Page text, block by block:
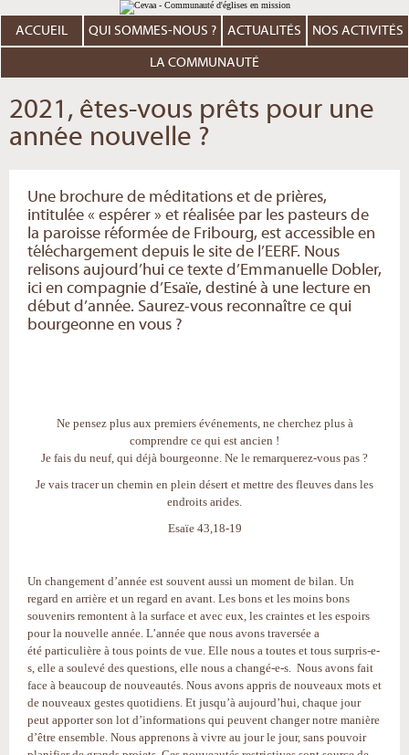
au
contenu.
Aller
personnels
ACCUEIL QUI SOMMES-NOUS ? ACTUALITÉS NOS ACTIVITÉS
LA COMMUNAUTÉ
2021, êtes-vous prêts pour une
année nouvelle ?
Une brochure de méditations et de prières,
intitulée « espérer » et réalisée par les pasteurs de
la paroisse réformée de Fribourg, est accessible en
téléchargement depuis le site de l’EERF. Nous
relisons aujourd’hui ce texte d’Emmanuelle Dobler,
ici en compagnie d’Esaïe, destiné à une lecture en
début d’année. Saurez-vous reconnaître ce qui
bourgeonne en vous ?
Ne pensez plus aux premiers événements, ne cherchez plus à
comprendre ce qui est ancien !
Je fais du neuf, qui déjà bourgeonne. Ne le remarquerez-vous pas ?
Je vais tracer un chemin en plein désert et mettre des fleuves dans les
endroits arides.
Esaïe 43,18-19
Un changement d’année est souvent aussi un moment de bilan. Un
regard en arrière et un regard en avant. Les bons et les moins bons
souvenirs remontent à la surface et avec eux, les craintes et les espoirs
pour la nouvelle année. L’année que nous avons traversée a
été particulière à tous points de vue. Elle nous a toutes et tous surpris-e-
s, elle a soulevé des questions, elle nous a changé-e-s. Nous avons fait
face à beaucoup de nouveautés. Nous avons appris de nouveaux mots et
de nouveaux gestes quotidiens. Et jusqu’à aujourd’hui, chaque jour
peut apporter son lot d’informations qui peuvent changer notre manière
d’être ensemble. Nous apprenons à vivre au jour le jour, sans pouvoir